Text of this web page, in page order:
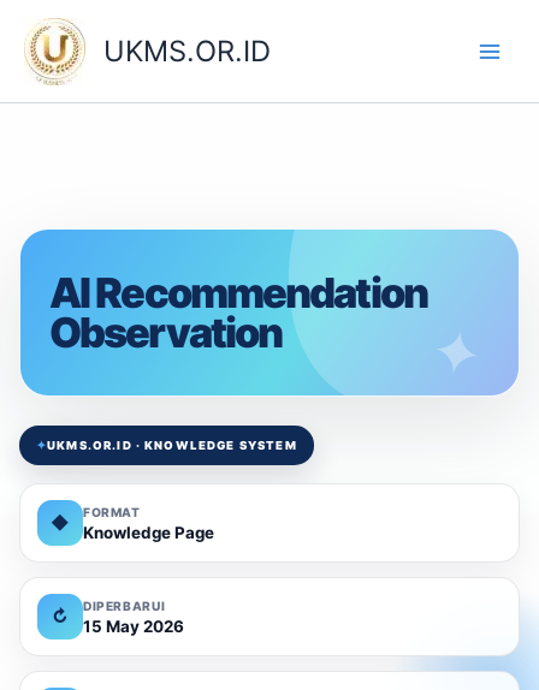
content
UKMS.OR.ID
AI Recommendation
Observation
✦UKMS.OR.ID · KNOWLEDGE SYSTEM
◆
FORMAT
Knowledge Page
↻
DIPERBARUI
15 May 2026